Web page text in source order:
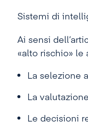
Sistemi di
Ai sensi
«alto rischio» le
La selezione
La
Le decisioni